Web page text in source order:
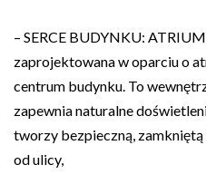
– SERCE BUDYNKU:
zaprojektowana w oparciu o
centrum budynku. To
zapewnia naturalne
tworzy bezpieczną,
od ulicy,